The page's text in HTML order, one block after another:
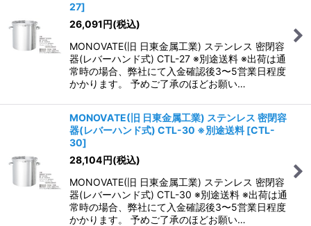
27]
26,091円(税込)
MONOVATE(旧 日東金属工業) ステンレス 密閉容
器(レバーハンド式) CTL-27 ※別途送料 ※出荷は通
常時の場合、弊社にて入金確認後3〜5営業日程度
かかります。 予めご了承のほどお願い…
MONOVATE(旧 日東金属工業) ステンレス 密閉容
器(レバーハンド式) CTL-30 ※別途送料 [CTL-
30]
28,104円(税込)
MONOVATE(旧 日東金属工業) ステンレス 密閉容
器(レバーハンド式) CTL-30 ※別途送料 ※出荷は通
常時の場合、弊社にて入金確認後3〜5営業日程度
かかります。 予めご了承のほどお願い…